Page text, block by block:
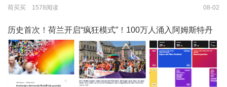
荷买买 1578阅读 08-02
历史首次！荷兰开启“疯狂模式”！100万人涌入阿姆斯特丹